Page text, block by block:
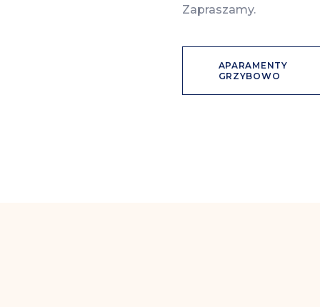
Zapraszamy.
APARAMENTY
GRZYBOWO